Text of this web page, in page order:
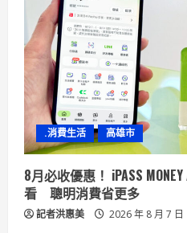
.消費生活 高雄市
8月必收優惠！ iPASS
看 聰明消費省更多
記者洪惠美 2026 年 8 月 7 日